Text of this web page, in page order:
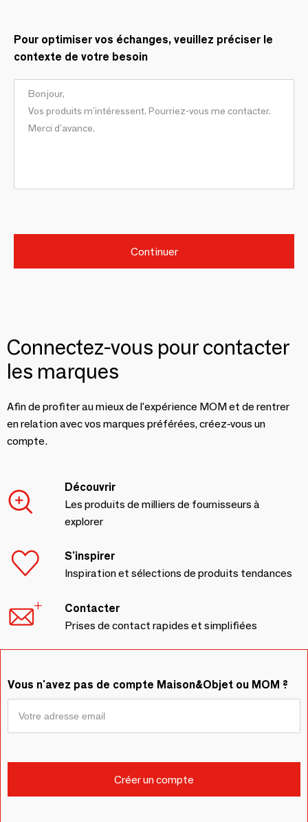
Pour optimiser vos échanges, veuillez préciser le
contexte de votre besoin
Continuer
Connectez-vous pour contacter
les marques
Afin de profiter au mieux de l'expérience MOM et de rentrer
en relation avec vos marques préférées, créez-vous un
compte.
Découvrir
Les produits de milliers de fournisseurs à
explorer
S'inspirer
Inspiration et sélections de produits tendances
Contacter
Prises de contact rapides et simplifiées
Vous n'avez pas de compte Maison&Objet ou MOM ?